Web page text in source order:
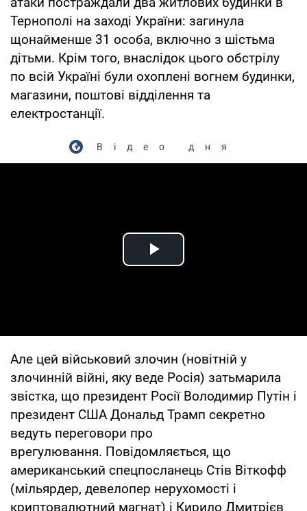
Тернополі на заході України: загинула
щонайменше 31 особа, включно з шістьма
дітьми. Крім того, внаслідок цього обстрілу
по всій Україні були охоплені вогнем будинки,
магазини, поштові відділення та
електростанції.
Відео дня
Play Video
Але цей військовий злочин (новітній у
злочинній війні, яку веде Росія) затьмарила
звістка, що президент Росії Володимир Путін і
президент США Дональд Трамп секретно
ведуть переговори про
врегулювання. Повідомляється, що
американський спецпосланець Стів Віткофф
(мільярдер, девелопер нерухомості і
криптовалютний магнат) і Кирило Дмитрієв